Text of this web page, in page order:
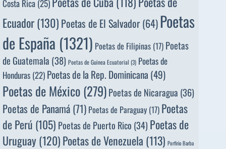
Costa Rica(25)
Ecuador(130) Poetas de El Salvador(64)Poetas
de España (1321) Poetas de Filipinas (17) Poetas
de Guatemala (38) Poetas de Guinea Ecuatorial (3) Poetas de
Honduras (22) Poetas de la Rep. Dominicana (49)
Poetas de México(279)Poetas de Nicaragua (36)
Poetas de Panamá (71) Poetas de Paraguay (17) Poetas
de Perú (105) Poetas de Puerto Rico (34) Poetas de
Uruguay(120)Poetas de Venezuela (113) Porfirio Barba